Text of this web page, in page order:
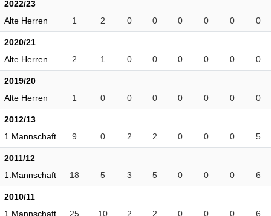
2022/23
Alte Herren
1 2 0 0 0 0 0 0
2020/21
Alte Herren
2 1 0 0 0 0 0 0
2019/20
Alte Herren
1 0 0 0 0 0 0 0
2012/13
1.Mannschaft
9 0 2 2 0 0 0 5
2011/12
1.Mannschaft
18 5 3 5 0 0 0 6
2010/11
1.Mannschaft
25 10 2 2 0 0 0 6